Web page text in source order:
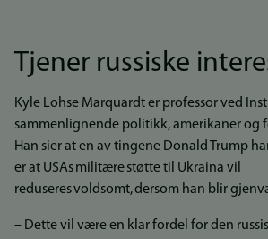
Tjener russiske
Kyle Lohse Marquardt er professor ved
sammenlignende politikk, amerikaner og
Han sier at en av tingene Donald Trump
er at USAs militære støtte til Ukraina vil
reduseres voldsomt, dersom han blir
– Dette vil være en klar fordel for den